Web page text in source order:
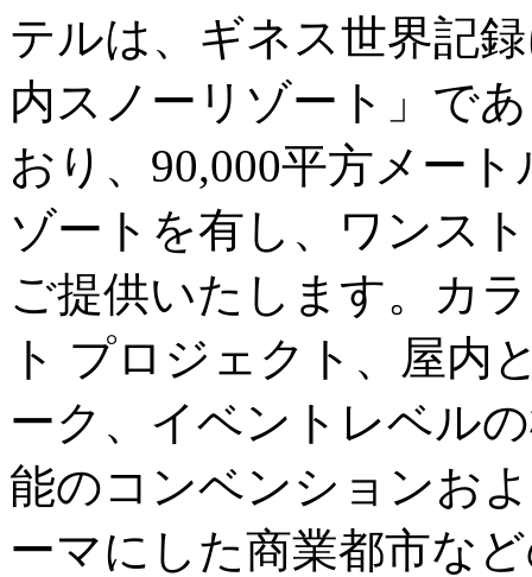
テルは、ギネス世界記
内スノーリゾート」で
おり、90,000平方メー
ゾートを有し、ワンス
ご提供いたします。カ
ト プロジェクト、屋内
ーク、イベントレベル
能のコンベンションお
ーマにした商業都市な